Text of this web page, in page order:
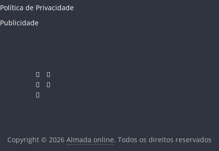
Política de Privacidade
Publicidade
Copyright © 2026 Almada online. Todos os direitos reservados